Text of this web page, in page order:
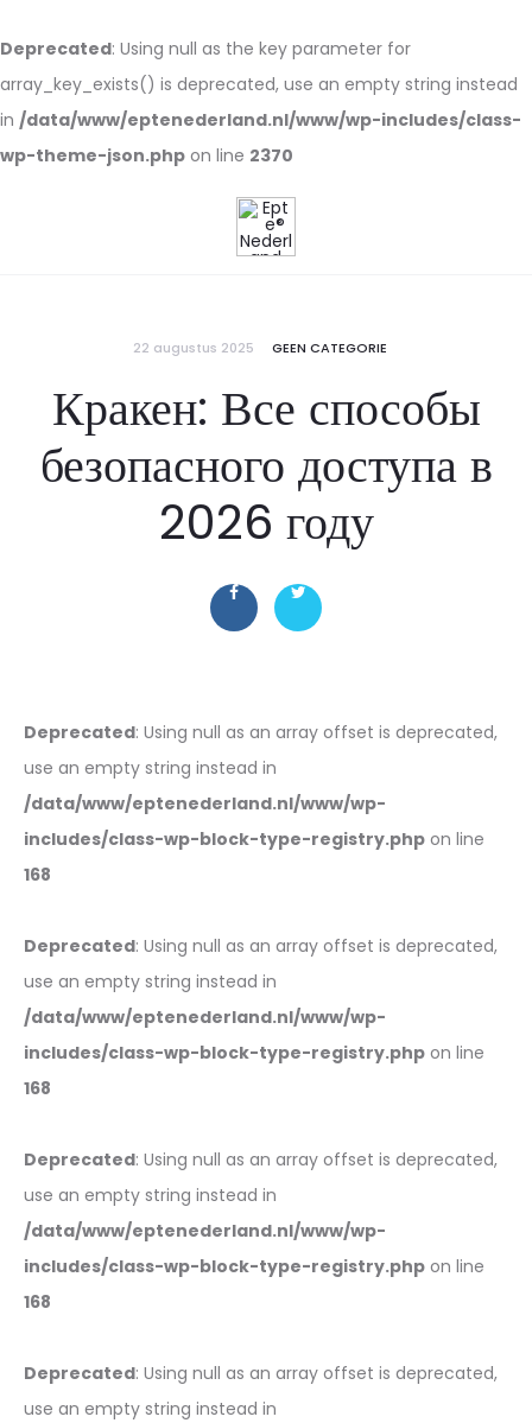
Deprecated: Using null as the key parameter for
array_key_exists() is deprecated, use an empty string instead
in /data/www/eptenederland.nl/www/wp-includes/class-
wp-theme-json.php on line 2370
22 augustus 2025 GEEN CATEGORIE
Кракен: Все способы
безопасного доступа в
2026 году
Deprecated: Using null as an array offset is deprecated,
use an empty string instead in
/data/www/eptenederland.nl/www/wp-
includes/class-wp-block-type-registry.php on line
168
Deprecated: Using null as an array offset is deprecated,
use an empty string instead in
/data/www/eptenederland.nl/www/wp-
includes/class-wp-block-type-registry.php on line
168
Deprecated: Using null as an array offset is deprecated,
use an empty string instead in
/data/www/eptenederland.nl/www/wp-
includes/class-wp-block-type-registry.php on line
168
Deprecated: Using null as an array offset is deprecated,
use an empty string instead in